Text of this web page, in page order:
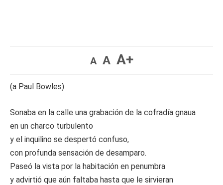
A A A+
(a Paul Bowles)
Sonaba en la calle una grabación de la cofradía gnaua
en un charco turbulento
y el inquilino se despertó confuso,
con profunda sensación de desamparo.
Paseó la vista por la habitación en penumbra
y advirtió que aún faltaba hasta que le sirvieran